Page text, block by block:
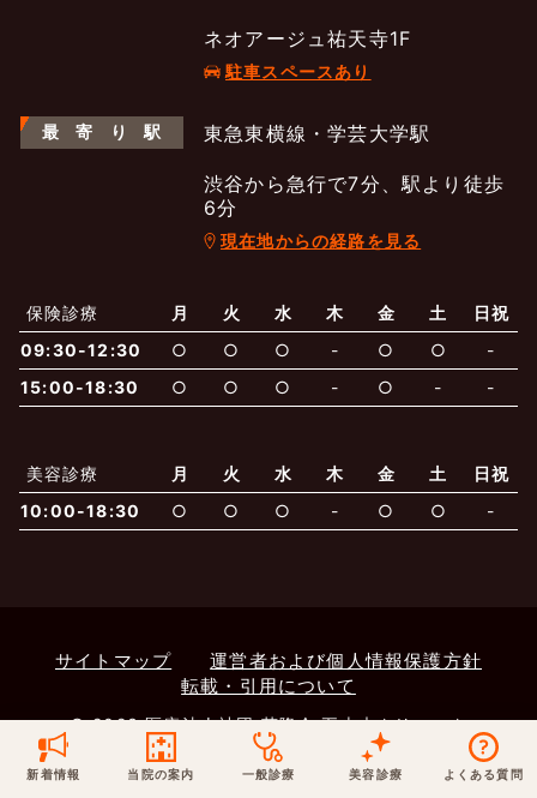
新着情報
新着情報
当院からのお知らせ
新着ブログ記事
桑満院長のtwitter 松下医師のインスタ
当院の案内
五本木クリニックについて
はじめての方へ
アクセス・地図
個人情報保護方針 サイトマップ
一般診療
保険での診療
泌尿器科
内科 皮膚科
※ 木・日・祝は休診です
美容診療 よくある質問
よくあるご質問
一般診療 美容診療
予約について
電話でのお問いあわせ
地図アプリで経路を調べる
ネオアージュ祐天寺1F
駐車スペースあり
最 寄 り 駅 東急東横線・学芸大学駅
渋谷から急行で7分、駅より徒歩
6分
現在地からの経路を見る
保険診療 月 火 水 木 金 土
日祝
09:30-12:30
○ ○ ○ - ○ ○
-
15:00-18:30
○ ○ ○ - ○ - -
美容診療 月 火 水 木 金 土
日祝
10:00-18:30
○ ○ ○ - ○ ○ -
サイトマップ
運営者および個人情報保護方針
転載・引用について
© 2023 医療法人社団 萌隆会 五本木クリニック